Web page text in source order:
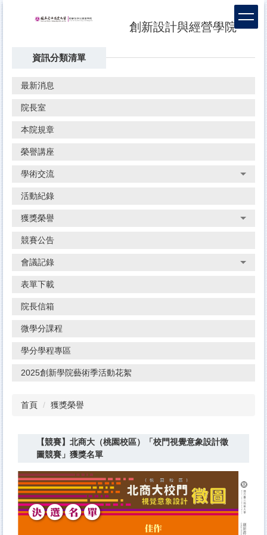
創新設計與經營學院
資訊分類清單
最新消息
院長室
本院規章
榮譽講座
學術交流
活動紀錄
獲獎榮譽
競賽公告
會議記錄
表單下載
院長信箱
微學分課程
學分學程專區
2025創新學院藝術季活動花絮
首頁 獲獎榮譽
【競賽】北商大（桃園校區）「校門視覺意象設計徵
圖競賽」獲獎名單